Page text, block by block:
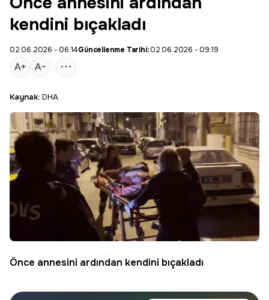
kendini bıçakladı
02.06.2026 - 06:14Güncellenme Tarihi:02.06.2026 - 09:19
Kaynak: DHA
Önce annesini ardından kendini bıçakladı